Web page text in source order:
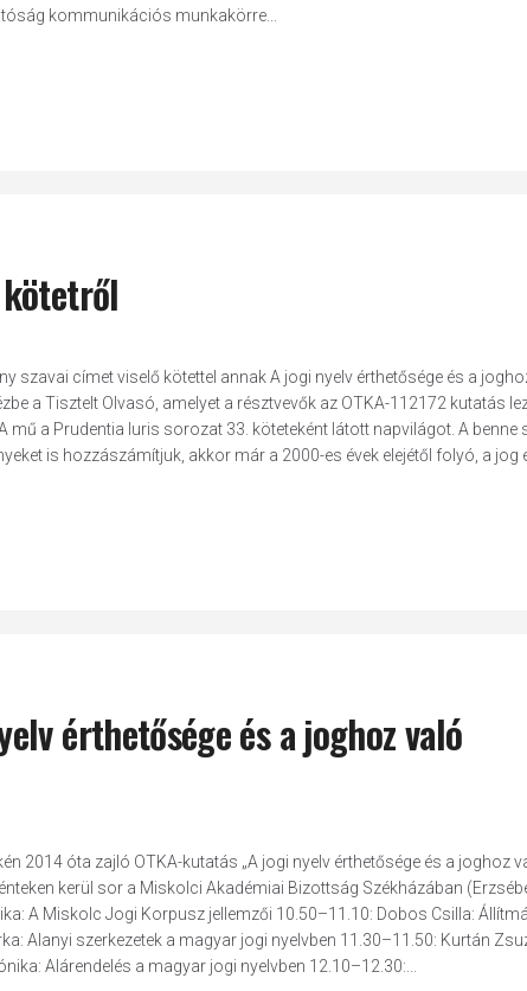
kommunikációs munkakörre...
kötetről
szavai címet viselő kötettel annak A jogi nyelv érthetősége és a
a Tisztelt Olvasó, amelyet a résztvevők az OTKA-112172 kutatás
a Prudentia Iuris sorozat 33. köteteként látott napvilágot. A benne
is hozzászámítjuk, akkor már a 2000-es évek elejétől folyó, a jog
érthetősége és a joghoz való
2014 óta zajló OTKA-kutatás „A jogi nyelv érthetősége és a joghoz
kerül sor a Miskolci Akadémiai Bizottság Székházában
A Miskolc Jogi Korpusz jellemzői 10.50–11.10: Dobos Csilla:
Alanyi szerkezetek a magyar jogi nyelvben 11.30–11.50: Kurtán
Alárendelés a magyar jogi nyelvben 12.10–12.30:...